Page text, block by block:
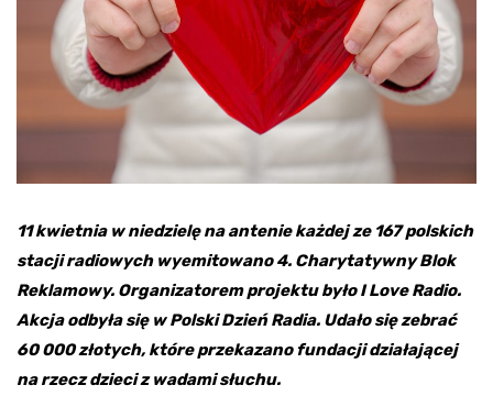
11 kwietnia w niedzielę na antenie każdej ze 167 polskich
stacji radiowych wyemitowano 4. Charytatywny Blok
Reklamowy. Organizatorem projektu było I Love Radio.
Akcja odbyła się w Polski Dzień Radia. Udało się zebrać
60 000 złotych, które przekazano fundacji działającej
na rzecz dzieci z wadami słuchu.